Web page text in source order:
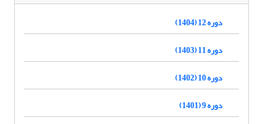
دوره 12 (1404)
دوره 11 (1403)
دوره 10 (1402)
دوره 9 (1401)